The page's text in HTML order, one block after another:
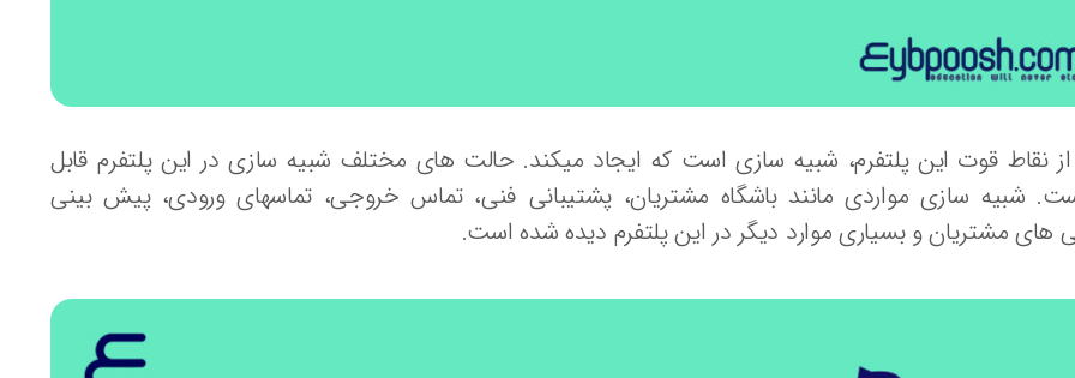
نقاط قوت این پلتفرم، شبیه سازی است که ایجاد میکند. حالت های مختلف شبیه سازی در این پلتفرم قابل
شبیه سازی مواردی مانند باشگاه مشتریان، پشتیبانی فنی، تماس خروجی، تماسهای ورودی، پیش بینی
های مشتریان و بسیاری موارد دیگر در این پلتفرم دیده شده است.